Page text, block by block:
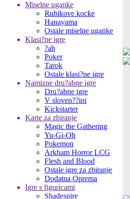
Miselne uganke
Rubikove kocke
Hanayama
Ostale miselne uganke
Klasi?ne igre
?ah
Poker
Tarok
Ostale klasi?ne igre
Namizne dru?abne igre
Dru?abne igre
V sloven??ini
Kickstarter
Karte za zbiranje
Magic the Gathering
Yu-Gi-Oh
Pokemon
Arkham Horror LCG
Flesh and Blood
Ostale igre za zbiranje
Dodatna Oprema
Igre s figuricami
Shadespire